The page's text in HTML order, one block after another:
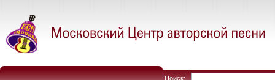
Поиск: